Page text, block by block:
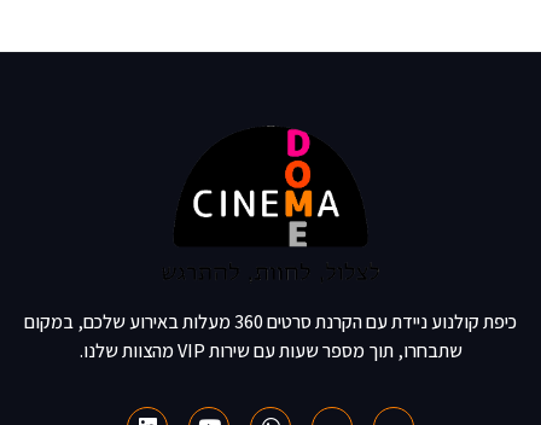
כיפת קולנוע ניידת עם הקרנת סרטים 360 מעלות באירוע שלכם, במקום
שתבחרו, תוך מספר שעות עם שירות VIP מהצוות שלנו.